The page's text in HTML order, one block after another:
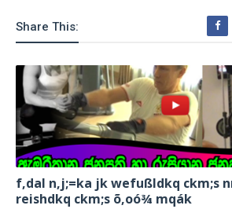
Share This:
f,dal n,j;=ka jk wefußldkq ckm;s
reishdkq ckm;s õ,oó¾ mqák